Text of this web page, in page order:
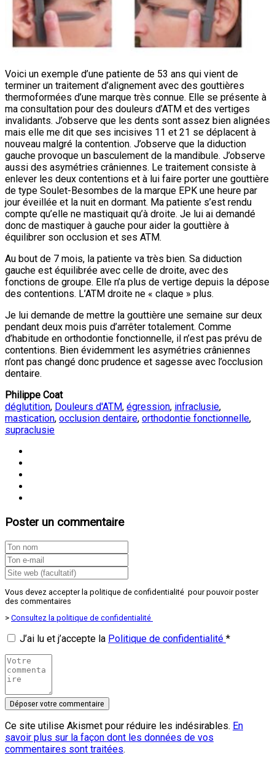
Voici un exemple d’une patiente de 53 ans qui vient de
terminer un traitement d’alignement avec des gouttières
thermoformées d’une marque très connue. Elle se présente à
ma consultation pour des douleurs d’ATM et des vertiges
invalidants. J’observe que les dents sont assez bien alignées
mais elle me dit que ses incisives 11 et 21 se déplacent à
nouveau malgré la contention. J’observe que la diduction
gauche provoque un basculement de la mandibule. J’observe
aussi des asymétries crâniennes. Le traitement consiste à
enlever les deux contentions et à lui faire porter une gouttière
de type Soulet-Besombes de la marque EPK une heure par
jour éveillée et la nuit en dormant. Ma patiente s’est rendu
compte qu’elle ne mastiquait qu’à droite. Je lui ai demandé
donc de mastiquer à gauche pour aider la gouttière à
équilibrer son occlusion et ses ATM.
Au bout de 7 mois, la patiente va très bien. Sa diduction
gauche est équilibrée avec celle de droite, avec des
fonctions de groupe. Elle n’a plus de vertige depuis la dépose
des contentions. L’ATM droite ne « claque » plus.
Je lui demande de mettre la gouttière une semaine sur deux
pendant deux mois puis d’arrêter totalement. Comme
d’habitude en orthodontie fonctionnelle, il n’est pas prévu de
contentions. Bien évidemment les asymétries crâniennes
n’ont pas changé donc prudence et sagesse avec l’occlusion
dentaire.
Philippe Coat
déglutition, Douleurs d'ATM, égression, infraclusie,
mastication, occlusion dentaire, orthodontie fonctionnelle,
supraclusie
Poster un commentaire
Vous devez accepter la politique de confidentialité pour pouvoir poster
des commentaires
> Consultez la politique de confidentialité
J’ai lu et j’accepte la Politique de confidentialité *
Ce site utilise Akismet pour réduire les indésirables. En
savoir plus sur la façon dont les données de vos
commentaires sont traitées.